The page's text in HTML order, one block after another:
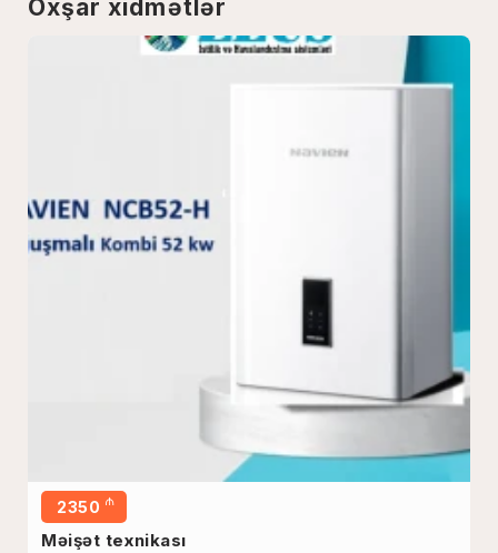
Oxşar xidmətlər
2350 ₼
Məişət texnikası